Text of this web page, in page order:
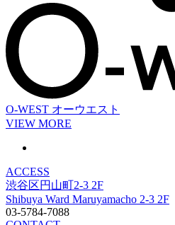
O-WEST オーウエスト
VIEW MORE
ACCESS
渋谷区円山町2-3 2F
Shibuya Ward Maruyamacho 2-3 2F
03-5784-7088